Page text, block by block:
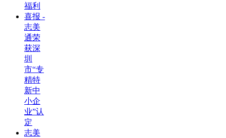
福利
喜报 -
志美
通荣
获深
圳
市“专
精特
新中
小企
业”认
定
志美